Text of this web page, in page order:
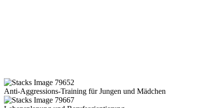
Anti-Aggressions-Training für Jungen und Mädchen